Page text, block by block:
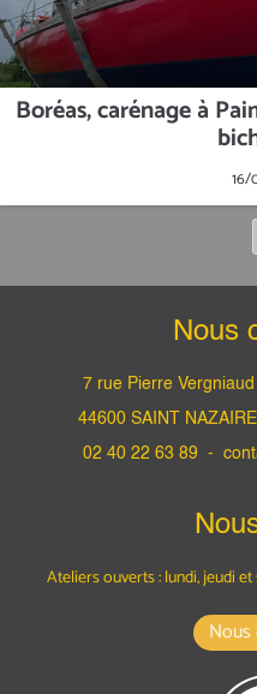
Boréas, carénage à
16/
Nous
7 rue Pierre Vergniaud
44600 SAINT NAZAIRE
02 40 22 63 89 -
Ateliers ouverts : lundi, jeudi et